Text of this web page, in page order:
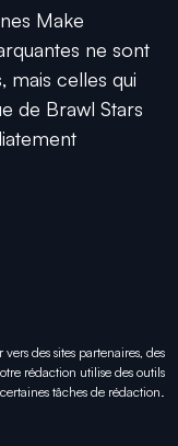
Make
ne sont
mais celles qui
de Brawl Stars
des sites partenaires, des
rédaction utilise des outils
tâches de rédaction.